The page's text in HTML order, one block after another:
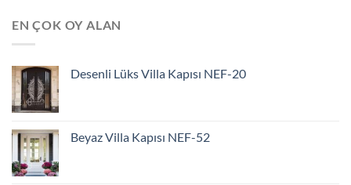
EN ÇOK OY ALAN
Desenli Lüks Villa Kapısı NEF-20
Beyaz Villa Kapısı NEF-52